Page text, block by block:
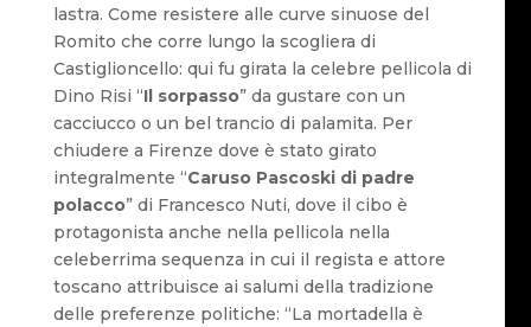
lastra. Come resistere alle curve sinuose del
Romito che corre lungo la scogliera di
Castiglioncello: qui fu girata la celebre pellicola di
Dino Risi “Il sorpasso” da gustare con un
cacciucco o un bel trancio di palamita. Per
chiudere a Firenze dove è stato girato
integralmente “Caruso Pascoski di padre
polacco” di Francesco Nuti, dove il cibo è
protagonista anche nella pellicola nella
celeberrima sequenza in cui il regista e attore
toscano attribuisce ai salumi della tradizione
delle preferenze politiche: “La mortadella è